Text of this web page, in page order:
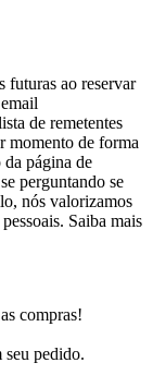
futuras ao reservar
de remetentes
momento de forma
página de
perguntando se
nós valorizamos
Saiba mais
compras!
pedido.